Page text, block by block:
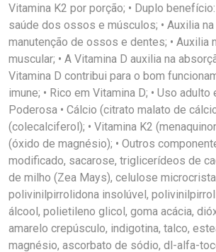
Vitamina K2 por porção; • Duplo
saúde dos ossos e músculos; • Auxilia
manutenção de ossos e dentes; • Auxilia
muscular; • A Vitamina D auxilia na
Vitamina D contribui para o bom
imune; • Rico em Vitamina D; • Uso
Poderosa • Cálcio (citrato malato de
(colecalciferol); • Vitamina K2
(óxido de magnésio); • Outros
modificado, sacarose, triglicerídeos de
de milho (Zea Mays), celulose
polivinilpirrolidona insolúvel,
álcool, polietileno glicol, goma acácia,
amarelo crepúsculo, indigotina, talco,
magnésio, ascorbato de sódio, dl-alfa-